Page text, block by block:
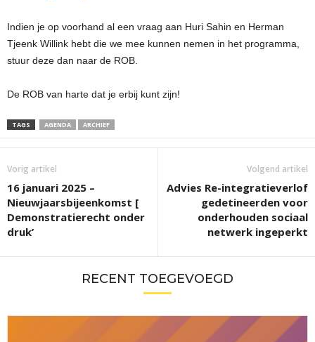
Indien je op voorhand al een vraag aan Huri Sahin en Herman
Tjeenk Willink hebt die we mee kunnen nemen in het programma,
stuur deze dan naar de ROB.
De ROB van harte dat je erbij kunt zijn!
TAGS AGENDA ARCHIEF
Vorig artikel
16 januari 2025 –
Nieuwjaarsbijeenkomst [
Demonstratierecht onder
druk’
Volgend artikel
Advies Re-integratieverlof
gedetineerden voor
onderhouden sociaal
netwerk ingeperkt
RECENT TOEGEVOEGD